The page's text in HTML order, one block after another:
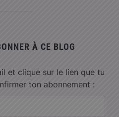
À CE BLOG
et clique sur le lien que tu
ton abonnement :